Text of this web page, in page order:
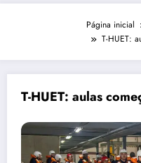
Página inicial
T-HUET:
T-HUET: aulas